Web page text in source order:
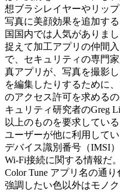
想ブラシレイヤーやリッ
写真に美顔効果を追加す
国国内では人気がありま
捉えて加工アプリの仲間
で、セキュリティの専門
真アプリが、写真を撮影
を編集したりするために
のアクセス許可を求める
キュリティ研究者のGreg
以上のものを要求してい
ユーザーが他に利用して
デバイス識別番号（IMSI
Wi-Fi接続に関する情報だ
Color Tune アプリ名の通
強調したい色以外はモノ